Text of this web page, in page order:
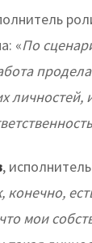
«По
личностей,
,
конечно,
мои